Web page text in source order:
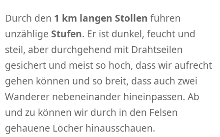
Durch den 1 km langen Stollen führen
unzählige Stufen. Er ist dunkel, feucht und
steil, aber durchgehend mit Drahtseilen
gesichert und meist so hoch, dass wir aufrecht
gehen können und so breit, dass auch zwei
Wanderer nebeneinander hineinpassen. Ab
und zu können wir durch in den Felsen
gehauene Löcher hinausschauen.